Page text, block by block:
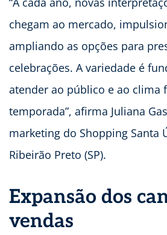
chegam ao mercado,
ampliando as opções para
celebrações. A variedade é
atender ao público e ao clima
temporada”, afirma Juliana
marketing do Shopping Santa
Ribeirão Preto (SP).
Expansão dos
vendas